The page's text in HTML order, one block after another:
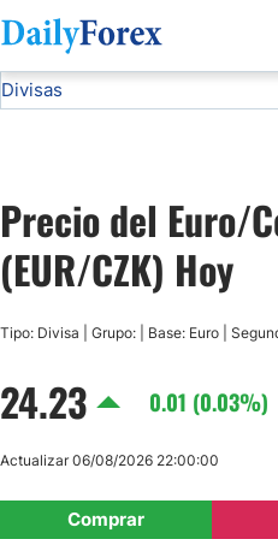
Divulgación del Anunciante
Divisas
USD/JPY
GBP/USD
AUD/USD
Precio del Euro/
(EUR/CZK) Hoy
Tipo: Divisa | Grupo: | Base: Euro |
24.23 0.01 (0.03%)
Comprar
Actualizar 06/08/2026 22:00:00